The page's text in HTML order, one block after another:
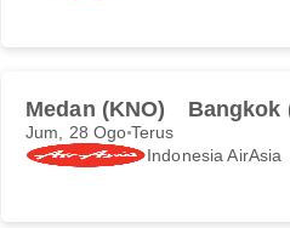
Medan (KNO) Bangkok
Jum, 28 Ogo Terus
Indonesia AirAsia